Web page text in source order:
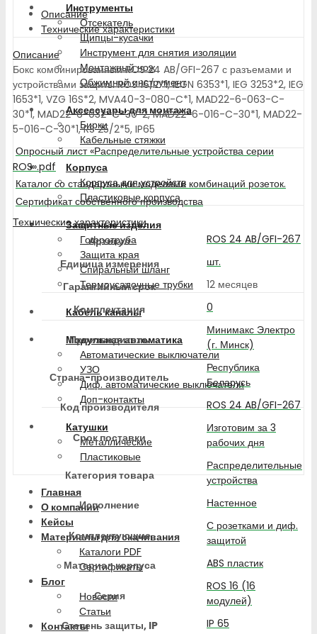
Инструменты
Отсекатель
Щипцы-кусачки
Инструмент для снятия изоляции
Монтажный нож
Обжимной инструмент
Аксессуары для монтажа
Бирки
Кабельные стяжки
Корпуса
Корпуса для устройств
Пластиковые корпуса
Защитные изделия
Гофротруба
Защита края
Спиральный шланг
Термоусадочные трубки
Кабель каналы
Модульная автоматика
Автоматические выключатели
УЗО
Диф. автоматические выключатели
Доп-контакты
Катушки
Металлические
Пластиковые
Главная
О компании
Кейсы
Материалы для скачивания
Каталоги PDF
Сертификаты
Блог
Новости
Статьи
Контакты
Описание
Технические характеристики
Описание
Бокс комбинированный ROS 24 AB/GFI-267 с разъемами и
устройствами защиты ROS 16/Z*1, IEGN 6353*1, IEG 3253*2, IEG
1653*1, VZG 16S*2, MVA40-3-080-C*1, MAD22-6-063-C-
30*1, MAD22-6-032-C-30*2, MAD22-6-016-C-30*1, MAD22-
5-016-C-30*1, RS 25/2*5, IP65
Опросный лист «Распределительные устройства серии
ROS».pdf
Каталог со стандартными моделями комбинаций розеток.
Сертификат собственного производства
Технические характеристики
Артикул
ROS 24 AB/GFI-267
Единица измерения
шт.
Гарантийный срок
12 месяцев
Комплектация
0
Производитель
Минимакс Электро
(г. Минск)
Страна-производитель
Республика
Беларусь
Код производителя
ROS 24 AB/GFI-267
Срок поставки
Изготовим за 3
рабочих дня
Категория товара
Распределительные
устройства
Исполнение
Настенное
Комплектующие
С розетками и диф.
защитой
Материал корпуса
ABS пластик
Серия
ROS 16 (16
модулей)
Степень защиты, IP
IP 65